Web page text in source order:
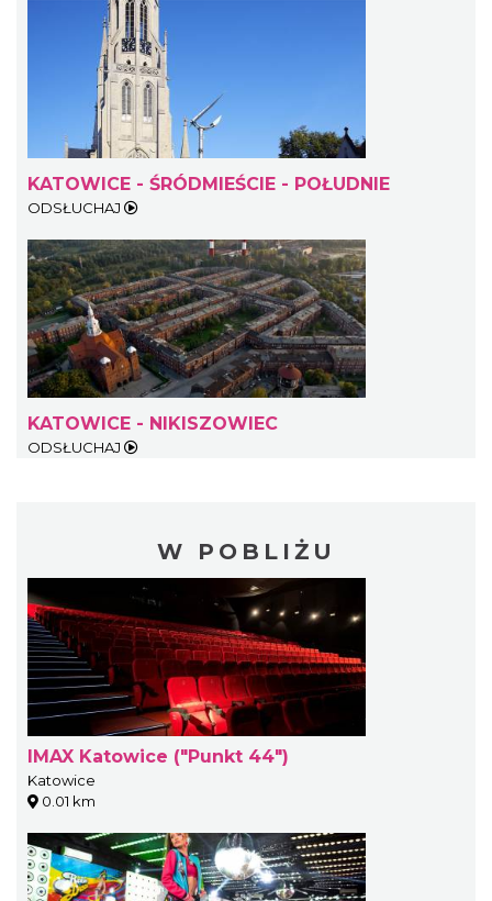
KATOWICE - ŚRÓDMIEŚCIE - POŁUDNIE
ODSŁUCHAJ
KATOWICE - NIKISZOWIEC
ODSŁUCHAJ
W POBLIŻU
IMAX Katowice ("Punkt 44")
Katowice
0.01 km